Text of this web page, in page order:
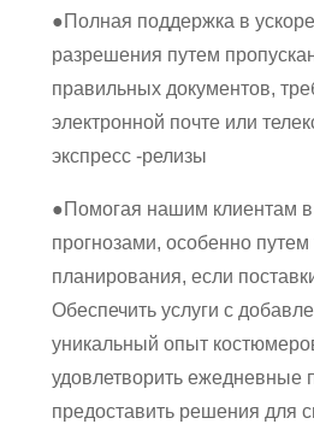
●Полная поддержка в
разрешения путем
правильных документов,
электронной почте или
экспресс -релизы
●Помогая нашим клиентам в
прогнозами, особенно путем
планирования, если
Обеспечить услуги с
уникальный опыт
удовлетворить ежедневные
предоставить решения для